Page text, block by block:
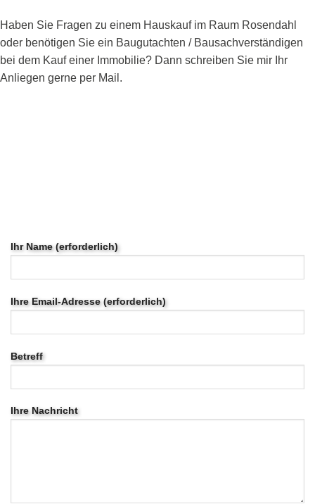
Haben Sie Fragen zu einem Hauskauf im Raum Rosendahl
oder benötigen Sie ein Baugutachten / Bausachverständigen
bei dem Kauf einer Immobilie? Dann schreiben Sie mir Ihr
Anliegen gerne per Mail.
Ihr Name (erforderlich)
Ihre Email-Adresse (erforderlich)
Betreff
Ihre Nachricht